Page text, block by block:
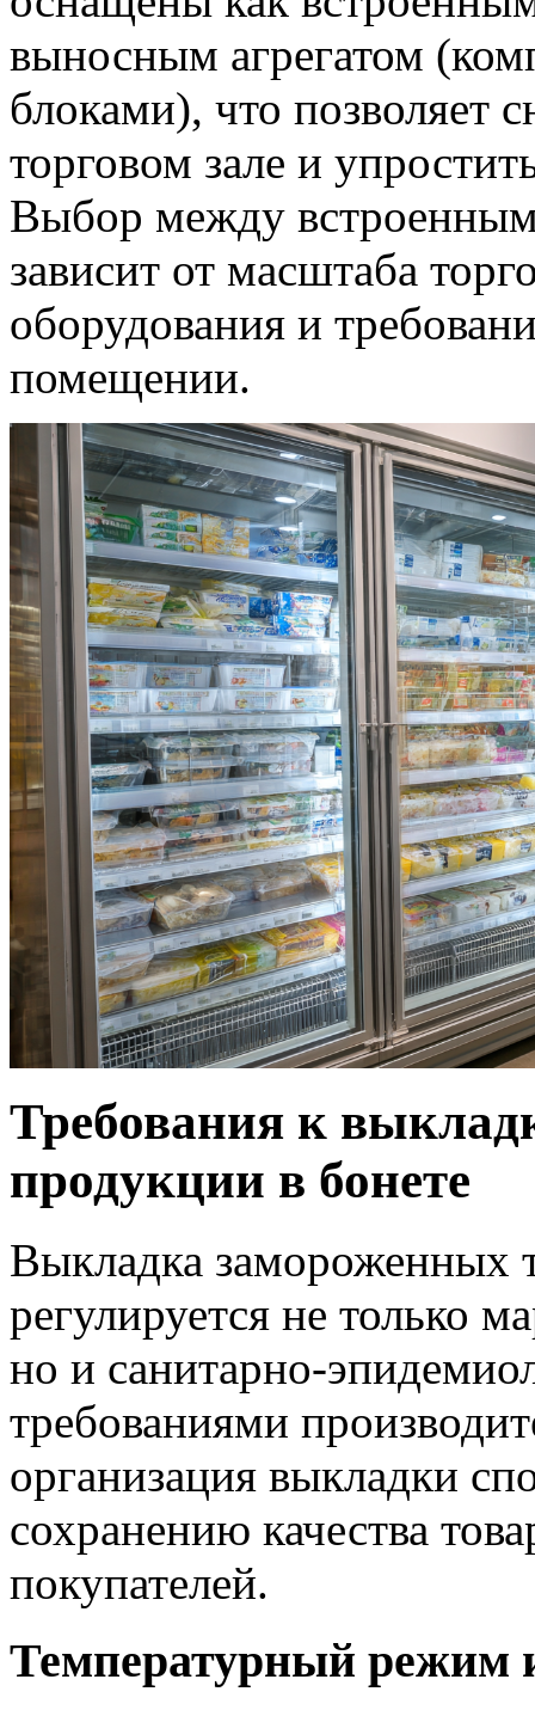
выносным агрегатом
блоками), что позволяет
торговом зале и
Выбор между
зависит от масштаба
оборудования и
помещении.
Требования к
продукции в бонете
Выкладка замороженных
регулируется не только
но и санитарно-
требованиями
организация выкладки
сохранению качества
покупателей.
Температурный режим